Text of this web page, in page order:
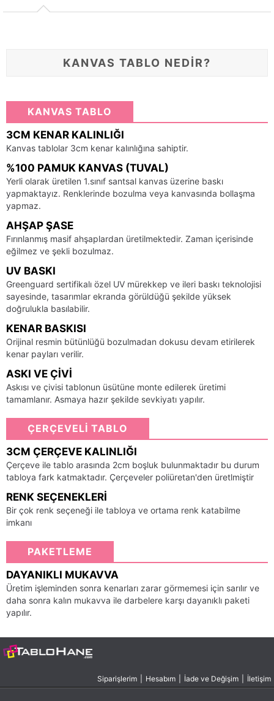
KANVAS TABLO NEDİR?
KANVAS TABLO
3CM KENAR KALINLIĞI
Kanvas tablolar 3cm kenar kalınlığına sahiptir.
%100 PAMUK KANVAS (TUVAL)
Yerli olarak üretilen 1.sınıf santsal kanvas üzerine baskı
yapmaktayız. Renklerinde bozulma veya kanvasında bollaşma
yapmaz.
AHŞAP ŞASE
Fırınlanmış masif ahşaplardan üretilmektedir. Zaman içerisinde
eğilmez ve şekli bozulmaz.
UV BASKI
Greenguard sertifikalı özel UV mürekkep ve ileri baskı teknolojisi
sayesinde, tasarımlar ekranda görüldüğü şekilde yüksek
doğrulukla basılabilir.
KENAR BASKISI
Orijinal resmin bütünlüğü bozulmadan dokusu devam etirilerek
kenar payları verilir.
ASKI VE ÇIVI
Askısı ve çivisi tablonun üsütüne monte edilerek üretimi
tamamlanır. Asmaya hazır şekilde sevkiyatı yapılır.
ÇERÇEVELİ TABLO
3CM ÇERÇEVE KALINLIĞI
Çerçeve ile tablo arasında 2cm boşluk bulunmaktadır bu durum
tabloya fark katmaktadır. Çerçeveler poliüretan'den üretlmiştir
RENK SEÇENEKLERI
Bir çok renk seçeneği ile tabloya ve ortama renk katabilme
imkanı
PAKETLEME
DAYANIKLI MUKAVVA
Üretim işleminden sonra kenarları zarar görmemesi için sarılır ve
daha sonra kalın mukavva ile darbelere karşı dayanıklı paketi
yapılır.
Siparişlerim Hesabım İade ve Değişim İletişim